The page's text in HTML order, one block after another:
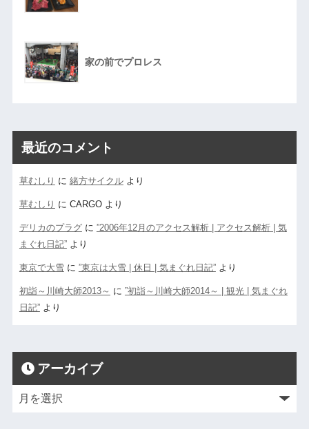
家の前でプロレス
最近のコメント
草むしり に 緒方サイクルより
草むしり に CARGOより
デリカのプラグに ”2006年12月のアクセス解析 | アクセス解析 | 気
まぐれ日記”より
東京で大雪に ”東京は大雪 | 休日 | 気まぐれ日記”より
初詣～川崎大師2013～ に ”初詣～川崎大師2014～ | 観光 | 気まぐれ
日記”より
アーカイブ